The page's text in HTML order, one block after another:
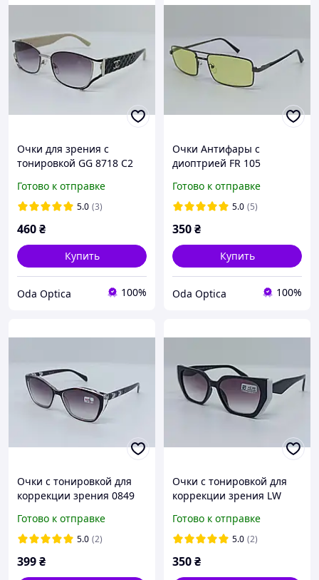
Очки для зрения с
тонировкой GG 8718 C2
Готово к отправке
5.0 (3)
460₴
Купить
Oda Optica 100%
Очки Антифары с
диоптрией FR 105
Готово к отправке
5.0 (5)
350₴
Купить
Oda Optica 100%
Очки с тонировкой для
коррекции зрения 0849
Готово к отправке
5.0 (2)
399₴
Очки с тонировкой для
коррекции зрения LW
Готово к отправке
5.0 (2)
350₴